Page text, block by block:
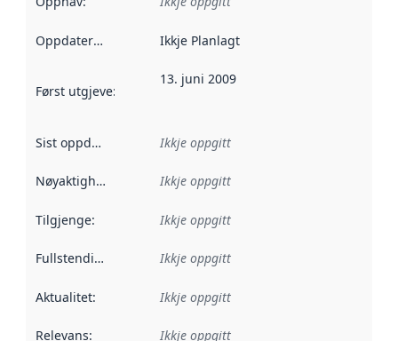
Oppdateringsfrekvens :
Ikkje Planlagt
Først utgjeve: Denne datoen seier når dataa i dette
13. juni 2009
Sist oppdatert Ikkje oppgitt
Nøyaktigheit Ikkje oppgitt
Tilgjenge: Ikkje oppgitt
Fullstendigheit Ikkje oppgitt
Aktualitet: Ikkje oppgitt
Relevans: Ikkje oppgitt